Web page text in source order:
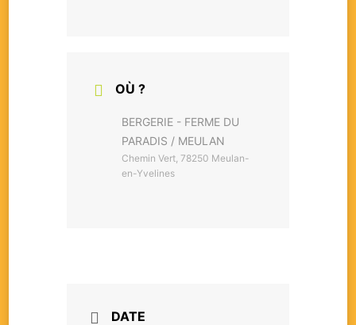
OÙ ?
BERGERIE - FERME DU
PARADIS / MEULAN
Chemin Vert, 78250 Meulan-
en-Yvelines
DATE